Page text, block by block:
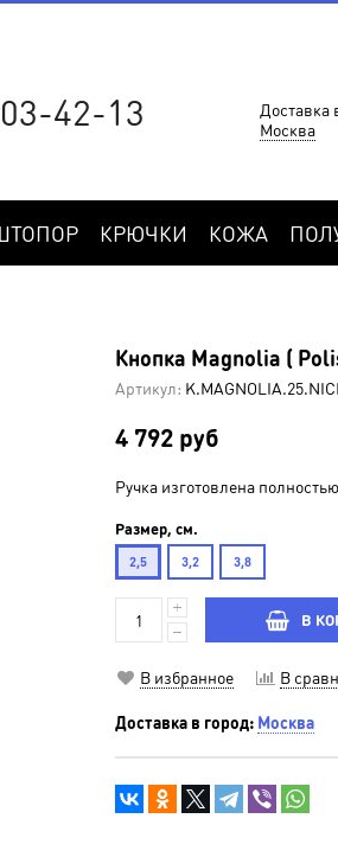
42-13
Доставка
Москва
КРЮЧКИ КОЖА
Кнопка Magnolia (
Артикул:
4 792 руб
Ручка изготовлена
Размер, см.
2,5 3,2 3,8
В
В избранное В
Доставка в город: Москва